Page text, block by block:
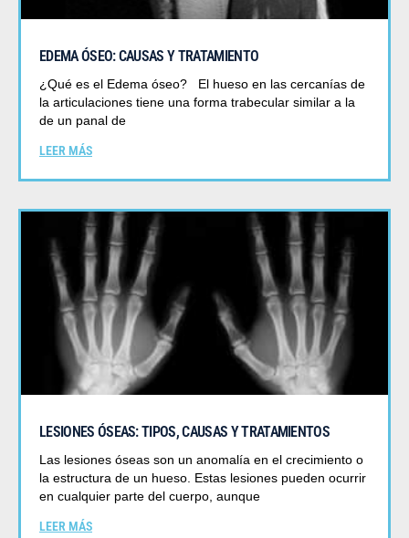
EDEMA ÓSEO: CAUSAS Y TRATAMIENTO
¿Qué es el Edema óseo? El hueso en las cercanías de
la articulaciones tiene una forma trabecular similar a la
de un panal de
LEER MÁS
LESIONES ÓSEAS: TIPOS, CAUSAS Y TRATAMIENTOS
Las lesiones óseas son un anomalía en el crecimiento o
la estructura de un hueso. Estas lesiones pueden ocurrir
en cualquier parte del cuerpo, aunque
LEER MÁS